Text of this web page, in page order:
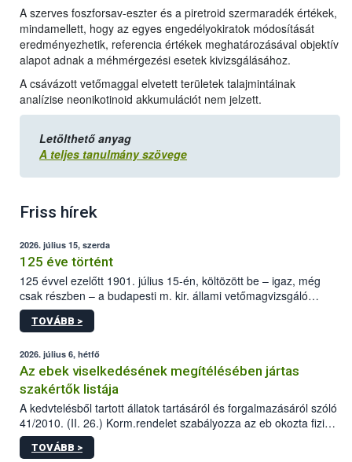
A szerves foszforsav-eszter és a piretroid szermaradék értékek,
mindamellett, hogy az egyes engedélyokiratok módosítását
eredményezhetik, referencia értékek meghatározásával objektív
alapot adnak a méhmérgezési esetek kivizsgálásához.
A csávázott vetőmaggal elvetett területek talajmintáinak
analízise neonikotinoid akkumulációt nem jelzett.
Letölthető anyag
A teljes tanulmány szövege
Friss hírek
2026. július 15, szerda
125 éve történt
125 évvel ezelőtt 1901. július 15-én, költözött be – igaz, még
csak részben – a budapesti m. kir. állami vetőmagvizsgáló
állomás a Kis Rókus utca 15. szám alatti, Czigler Győző által
tervezett új épületébe.
TOVÁBB >
2026. július 6, hétfő
Az ebek viselkedésének megítélésében jártas
szakértők listája
A kedvtelésből tartott állatok tartásáról és forgalmazásáról szóló
41/2010. (II. 26.) Korm.rendelet szabályozza az eb okozta fizikai
sérülés, illetve ennek veszélye keletkezésekor felmerülő
hatósági feladatokat, valamint a veszélyes eb tartását és annak
TOVÁBB >